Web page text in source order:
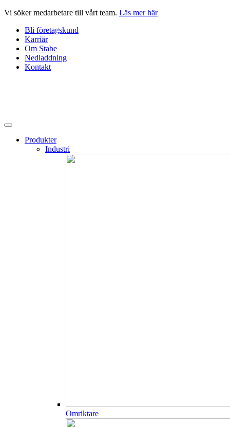
Hoppa
innehåll
Vi söker medarbetare till vårt team. Läs mer här
Bli företagskund
Karriär
Om Stabe
Nedladdning
Kontakt
Produkter
Industri
Omriktare